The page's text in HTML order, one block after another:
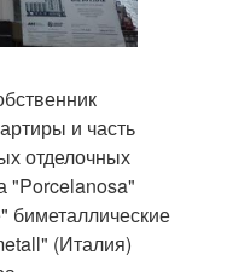
и часть
отделочных
"Porcelanosa"
(Италия)